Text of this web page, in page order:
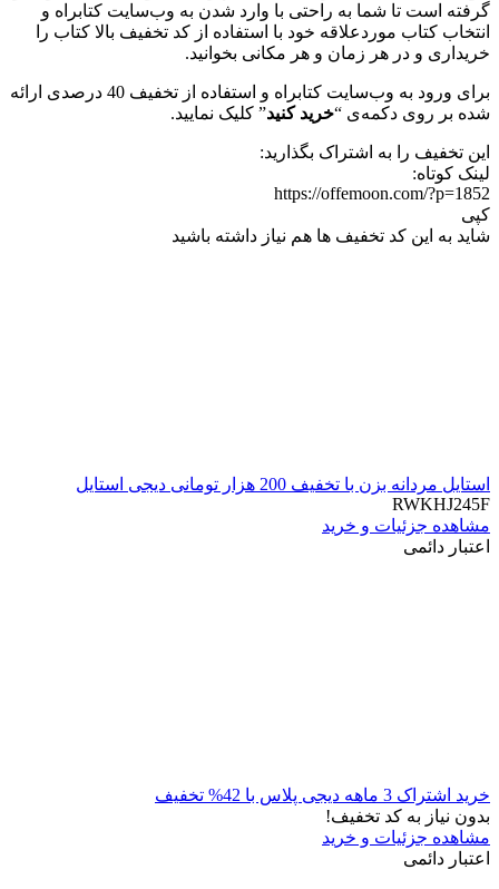
گرفته است تا شما به راحتی با وارد شدن به وب‌سایت کتابراه و
انتخاب کتاب موردعلاقه خود با استفاده از کد تخفیف بالا کتاب را
خریداری و در هر زمان و هر مکانی بخوانید.
برای ورود به وب‌سایت کتابراه و استفاده از تخفیف 40 درصدی ارائه
شده بر روی دکمه‌ی “خرید کنید” کلیک نمایید.
این تخفیف را به اشتراک بگذارید:
لینک کوتاه:
https://offemoon.com/?p=1852
کپی
شاید به این کد تخفیف ها هم نیاز داشته باشید
استایل مردانه بزن با تخفیف 200 هزار تومانی دیجی استایل
RWKHJ245F
مشاهده جزئیات و خرید
اعتبار دائمی
خرید اشتراک 3 ماهه دیجی پلاس با 42% تخفیف
بدون نیاز به کد تخفیف!
مشاهده جزئیات و خرید
اعتبار دائمی